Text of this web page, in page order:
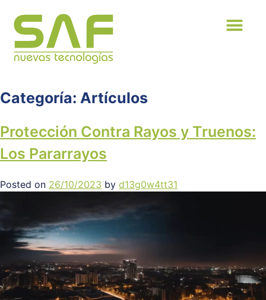
Categoría: Artículos
Protección Contra Rayos y Truenos:
Los Pararrayos
Posted on 26/10/2023 by d13g0w4tt31